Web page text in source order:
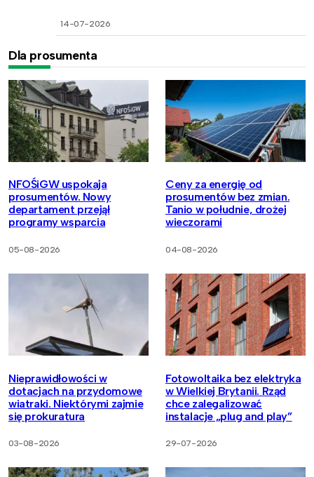
14-07-2026
Dla prosumenta
NFOŚiGW uspokaja
prosumentów. Nowy
departament przejął
programy wsparcia
05-08-2026
Ceny za energię od
prosumentów bez zmian.
Tanio w południe, drożej
wieczorami
04-08-2026
Nieprawidłowości w
dotacjach na przydomowe
wiatraki. Niektórymi zajmie
się prokuratura
03-08-2026
Fotowoltaika bez elektryka
w Wielkiej Brytanii. Rząd
chce zalegalizować
instalacje „plug and play”
29-07-2026